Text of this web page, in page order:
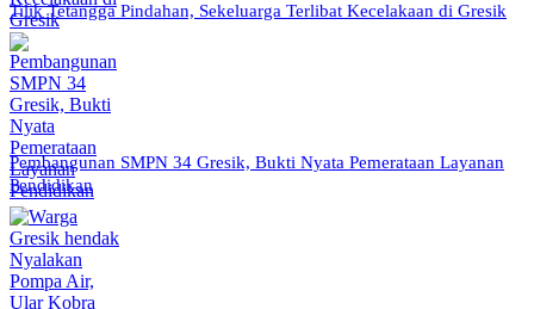
Tilik Tetangga Pindahan, Sekeluarga Terlibat Kecelakaan di Gresik
Pembangunan SMPN 34 Gresik, Bukti Nyata Pemerataan Layanan
Pendidikan